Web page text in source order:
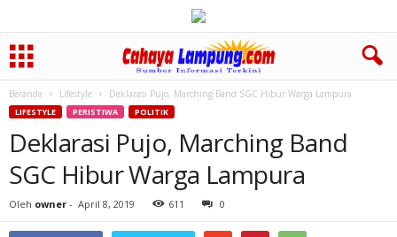
Beranda Lifestyle Deklarasi Pujo, Marching Band SGC Hibur Warga Lampura
LIFESTYLE PERISTIWA POLITIK
Deklarasi Pujo, Marching Band
SGC Hibur Warga Lampura
Oleh owner - April 8, 2019 611 0